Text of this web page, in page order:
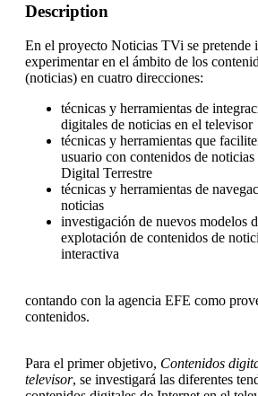
Description
En el proyecto Noticias TVi se pretende
experimentar en el ámbito de los
(noticias) en cuatro direcciones:
técnicas y herramientas de
digitales de noticias en el televisor
técnicas y herramientas que
usuario con contenidos de
Digital Terrestre
técnicas y herramientas de
noticias
investigación de nuevos modelos
explotación de contenidos de
interactiva
contando con la agencia EFE como
contenidos.
Para el primer objetivo, Contenidos
televisor, se investigará las diferentes